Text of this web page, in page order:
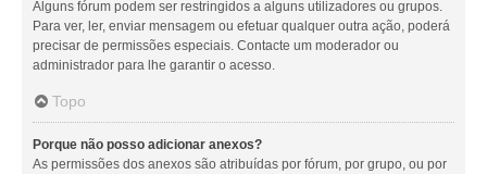
Alguns fórum podem ser restringidos a alguns utilizadores ou grupos.
Para ver, ler, enviar mensagem ou efetuar qualquer outra ação, poderá
precisar de permissões especiais. Contacte um moderador ou
administrador para lhe garantir o acesso.
Topo
Porque não posso adicionar anexos?
As permissões dos anexos são atribuídas por fórum, por grupo, ou por